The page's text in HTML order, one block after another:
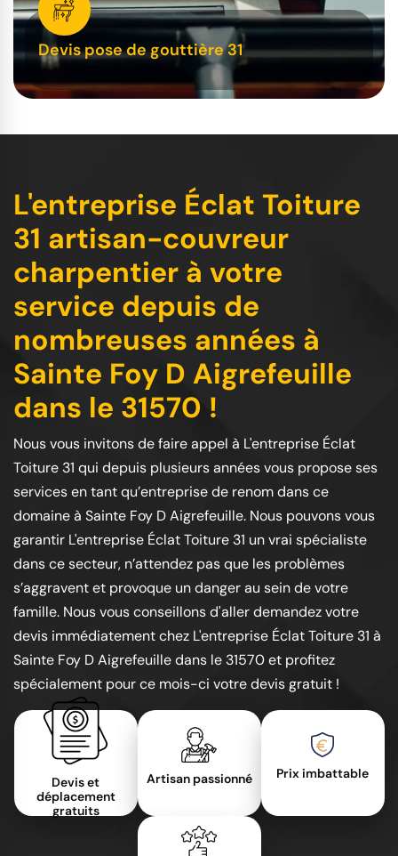
Devis pose de gouttière 31
L'entreprise Éclat Toiture
31 artisan-couvreur
charpentier à votre
service depuis de
nombreuses années à
Sainte Foy D Aigrefeuille
dans le 31570 !
Nous vous invitons de faire appel à L'entreprise Éclat
Toiture 31 qui depuis plusieurs années vous propose ses
services en tant qu’entreprise de renom dans ce
domaine à Sainte Foy D Aigrefeuille. Nous pouvons vous
garantir L'entreprise Éclat Toiture 31 un vrai spécialiste
dans ce secteur, n’attendez pas que les problèmes
s’aggravent et provoque un danger au sein de votre
famille. Nous vous conseillons d'aller demandez votre
devis immédiatement chez L'entreprise Éclat Toiture 31 à
Sainte Foy D Aigrefeuille dans le 31570 et profitez
spécialement pour ce mois-ci votre devis gratuit !
Devis et
déplacement
gratuits
Artisan passionné Prix imbattable